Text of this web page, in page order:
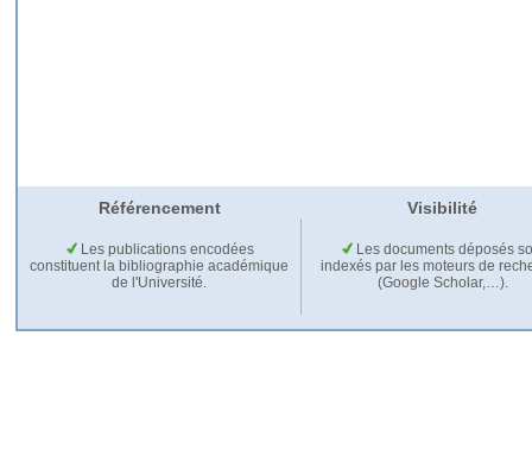
Référencement Visibilité
Les publications encodées
constituent la bibliographie académique
de l'Université.
Les documents déposés
indexés par les moteurs de
(Google Scholar,…).